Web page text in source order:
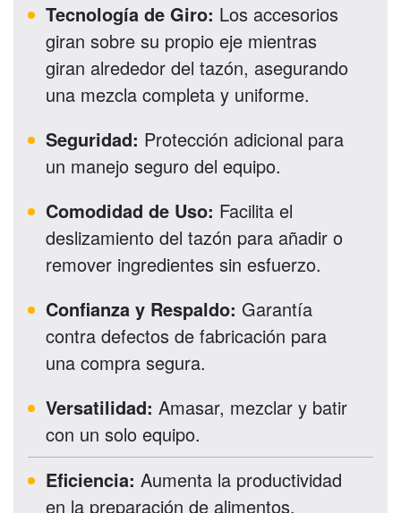
Tecnología de Giro: Los accesorios
giran sobre su propio eje mientras
giran alrededor del tazón, asegurando
una mezcla completa y uniforme.
Seguridad: Protección adicional para
un manejo seguro del equipo.
Comodidad de Uso: Facilita el
deslizamiento del tazón para añadir o
remover ingredientes sin esfuerzo.
Confianza y Respaldo: Garantía
contra defectos de fabricación para
una compra segura.
Versatilidad: Amasar, mezclar y batir
con un solo equipo.
Eficiencia: Aumenta la productividad
en la preparación de alimentos.